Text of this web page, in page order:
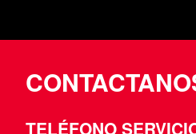
TELÉFONO